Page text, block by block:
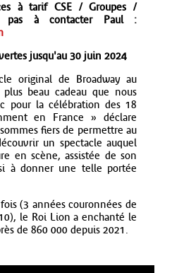
à tarif CSE / Groupes /
pas à contacter Paul :
jusqu'au 30 juin 2024
original de Broadway au
beau cadeau que nous
pour la célébration des 18
en France » déclare
fiers de permettre au
un spectacle auquel
en scène, assistée de son
à donner une telle portée
(3 années couronnées de
le Roi Lion a enchanté le
de 860 000 depuis 2021.